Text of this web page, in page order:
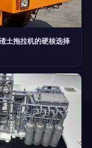
土拖拉机的硬核选择